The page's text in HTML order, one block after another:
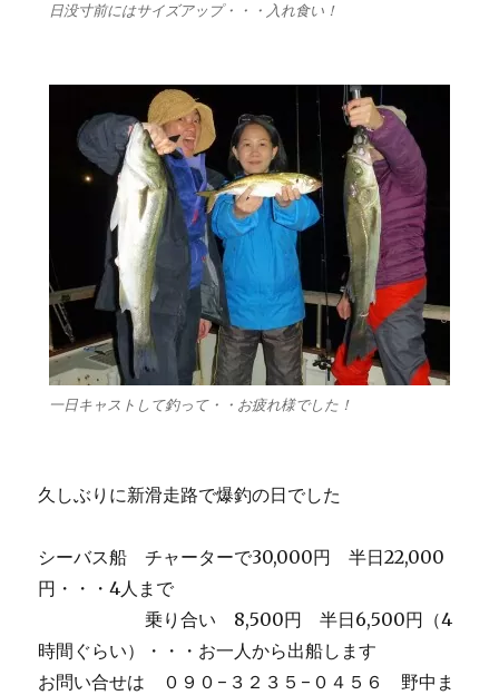
日没寸前にはサイズアップ・・・入れ食い！
一日キャストして釣って・・お疲れ様でした！
久しぶりに新滑走路で爆釣の日でした
シーバス船 チャーターで30,000円 半日22,000
円・・・4人まで
乗り合い 8,500円 半日6,500円（4
時間ぐらい）・・・お一人から出船します
お問い合せは ０９０−３２３５−０４５６ 野中ま